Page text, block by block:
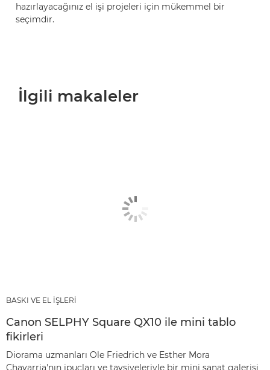
hazırlayacağınız el işi projeleri için mükemmel bir
seçimdir.
İlgili makaleler
BASKI VE EL İŞLERİ
Canon SELPHY Square QX10 ile mini tablo
fikirleri
Diorama uzmanları Ole Friedrich ve Esther Mora
Chavarria'nın ipuçları ve tavsiyeleriyle bir mini sanat galerisi